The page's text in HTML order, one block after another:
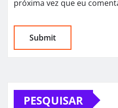
próxima vez que eu
PESQUISAR